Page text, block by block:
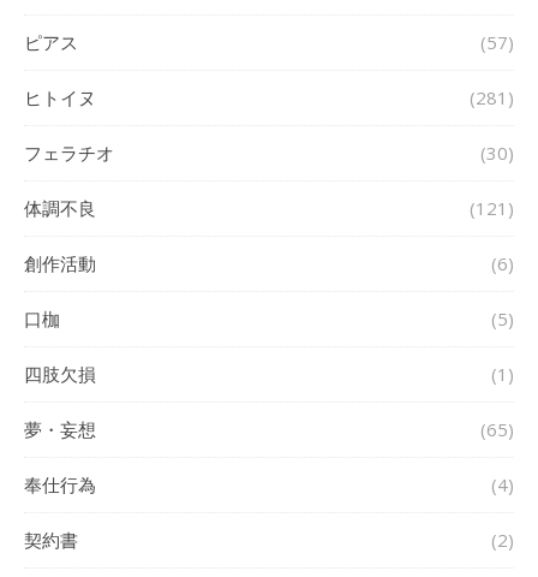
ピアス (57)
ヒトイヌ (281)
フェラチオ (30)
体調不良 (121)
創作活動 (6)
口枷 (5)
四肢欠損 (1)
夢・妄想 (65)
奉仕行為 (4)
契約書 (2)